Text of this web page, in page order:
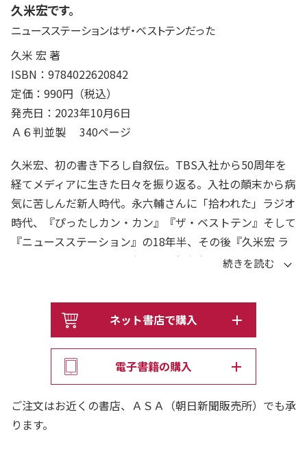
久米宏です。
ニュースステーションはザ・ベストテンだった
久米 宏 著
ISBN：9784022620842
定価：990円（税込）
発売日：2023年10月6日
Ａ６判並製 340ページ
久米宏、初の書き下ろし自叙伝。TBS入社から50周年を
経てメディアに生きた日々を振り返る。入社の顛末から病
気に苦しんだ新人時代。永六輔さんに「拾われた」ラジオ
時代、『ぴったしカン・カン』『ザ・ベストテン』そして
『ニュースステーション』の18年半、その後『久米宏 ラ
ジオなんですけど』の現在まで。久米宏という不世出のス
新しいありかたを開拓してきた一人の人間の成長物語とし
てめっぽうおもしろい、さらにラジオからテレビの貴重な
メディア史の記録。
ネット書店で購入
電子書籍の購入
ご注文はお近くの書店、ＡＳＡ（朝日新聞販売所）でも承
ります。